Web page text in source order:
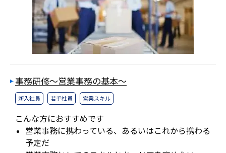
事務研修～営業事務の基本～
新入社員 若手社員 営業スキル
こんな方におすすめです
営業事務に携わっている、あるいはこれから携わる
予定だ